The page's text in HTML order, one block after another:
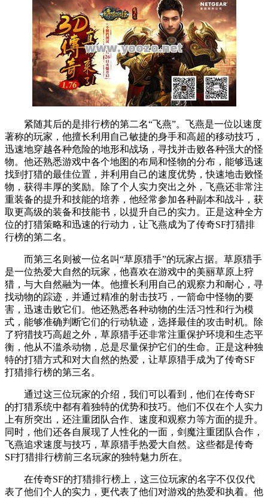
紧随其后的是排行榜的第二名“飞燕”。飞燕是一位以速度
著称的玩家，他擅长利用自己敏捷的身手和高超的移动技巧，
迅速地穿越各种危险的地形和战场，寻找并击败各种强大的怪
物。他还熟悉游戏中各个地图的布局和怪物的分布，能够迅速
找到打猎的最佳位置，并利用自己的速度优势，快速地击败怪
物，获得丰厚的奖励。除了个人实力突出之外，飞燕还非常注
重装备的提升和技能的培养，他经常参加各种副本和战斗，获
取更高级的装备和技能书，以提升自己的实力。正是这种全方
位的打猎策略和迅速的行动力，让飞燕成为了传奇SF打猎排
行榜的第二名。
而第三名则被一位名叫“草原猎手”的玩家占据。草原猎手
是一位热爱大自然的玩家，他喜欢在游戏中的美丽草原上狩
猎，与大自然融为一体。他擅长利用自己的观察力和耐心，寻
找动物的踪迹，并通过精准的射击技巧，一箭命中怪物的要
害，迅速击败它们。他还熟悉各种动物的生活习性和行为模
式，能够准确判断它们的行动轨迹，选择最佳的攻击时机。除
了狩猎技巧高超之外，草原猎手还非常注重保护环境和生态平
衡，他从不滥杀动物，总是尽量保护它们的生命。正是这种独
特的打猎方式和对大自然的热爱，让草原猎手成为了传奇SF
打猎排行榜的第三名。
通过这三位玩家的介绍，我们可以看到，他们在传奇SF
的打猎系统中都有着独特的优势和技巧。他们不仅在个人实力
上有所突出，还注重团队合作、速度和观察力等方面的提升。
同时，他们还各自展现了人性化的一面，剑魔注重团队合作，
飞燕追求速度与技巧，草原猎手热爱大自然。这些都是传奇
SF打猎排行榜前三名玩家的独特魅力所在。
在传奇SF的打猎排行榜上，这三位玩家的名字不仅仅代
表了他们个人的实力，更代表了他们对游戏的热爱和执着。他